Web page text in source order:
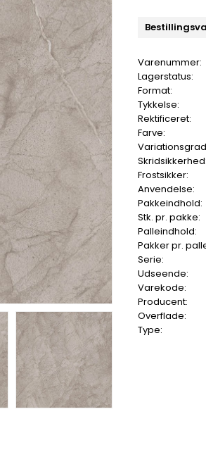
Varenummer:
Lagerstatus:
Format:
Tykkelse:
Rektificeret:
Farve:
Skridsikkerhed:
Frostsikker:
Anvendelse:
Pakkeindhold:
Stk. pr. pakke:
Palleindhold:
Pakker pr.
Serie:
Udseende:
Varekode:
Producent:
Overflade:
Type: